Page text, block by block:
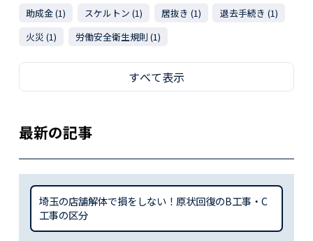
助成金 (1)
スケルトン (1) 居抜き (1)
退去手続き (1)
火災 (1)
労働安全衛生規則 (1)
すべて表示
最新の記事
埼玉の店舗解体で損をしない！原状回復のB工事・C
工事の区分